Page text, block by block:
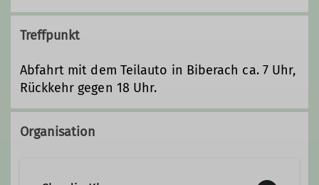
Treffpunkt
Abfahrt mit dem Teilauto in Biberach ca. 7 Uhr,
Rückkehr gegen 18 Uhr.
Organisation